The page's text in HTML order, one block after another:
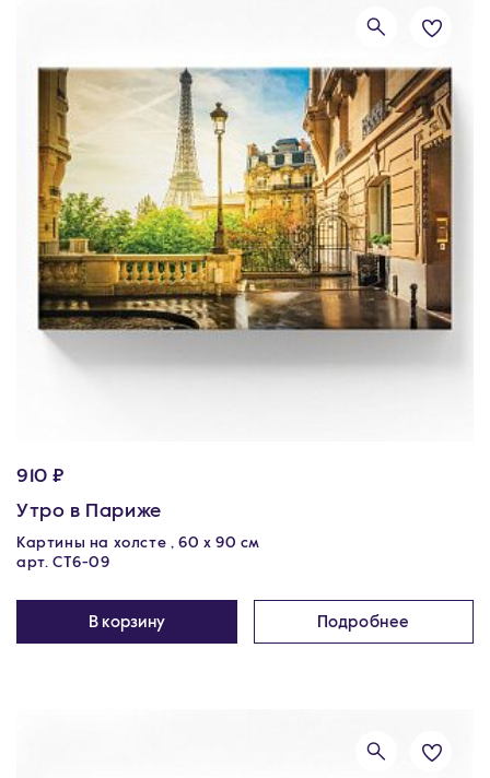
910 ₽
Утро в Париже
Картины на холсте , 60 х 90 см
арт. CT6-09
В корзину Подробнее